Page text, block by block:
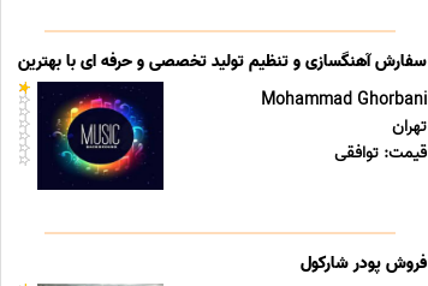
سفارش آهنگسازی و تنظیم تولید تخصصی و حرفه ای با بهترین
Mohammad Ghorbani
تهران
قیمت: توافقی
فروش پودر شارکول